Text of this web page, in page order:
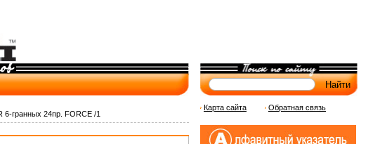
6-гранных 24пр. FORCE /1
Карта сайта Обратная связь